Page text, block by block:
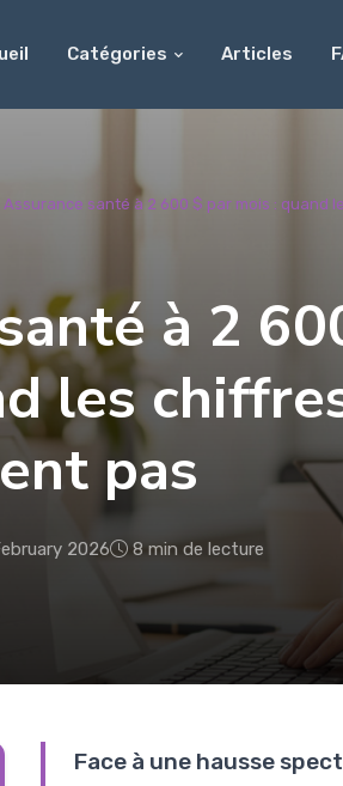
Catégories Articles
Assurance santé à 2 600 $ par mois : quand
à 2
les
pas
2026 8 min de lecture
Face à une hausse